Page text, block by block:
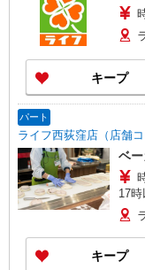
キープ
パート
ライフ西荻窪店（店舗コ
ベ
時
17
キープ